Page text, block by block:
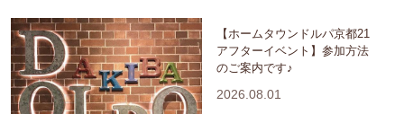
【ホームタウンドルパ京都21
アフターイベント】参加方法
のご案内です♪
2026.08.01